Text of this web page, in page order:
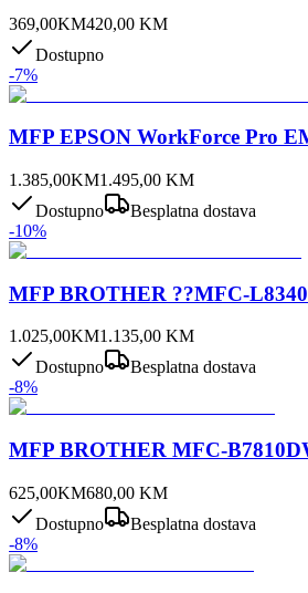
369,00KM420,00 KM
Dostupno
-7%
MFP EPSON WorkForce Pro
1.385,00KM1.495,00 KM
Dostupno
Besplatna dostava
-10%
MFP BROTHER ??MFC-
1.025,00KM1.135,00 KM
Dostupno
Besplatna dostava
-8%
MFP BROTHER MFC-
625,00KM680,00 KM
Dostupno
Besplatna dostava
-8%